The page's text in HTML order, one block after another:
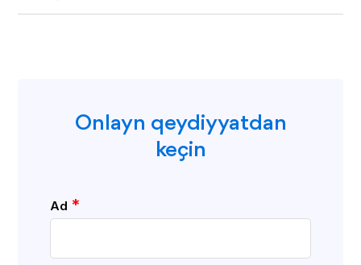
Onlayn qeydiyyatdan
keçin
Ad *